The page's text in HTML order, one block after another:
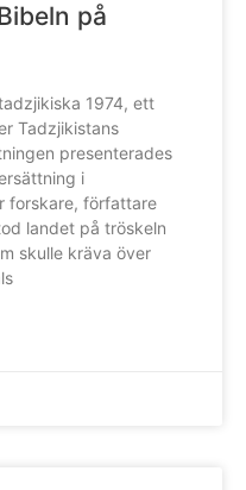
på
1974, ett
Tadzjikistans
presenterades
i
forskare, författare
landet på tröskeln
skulle kräva över